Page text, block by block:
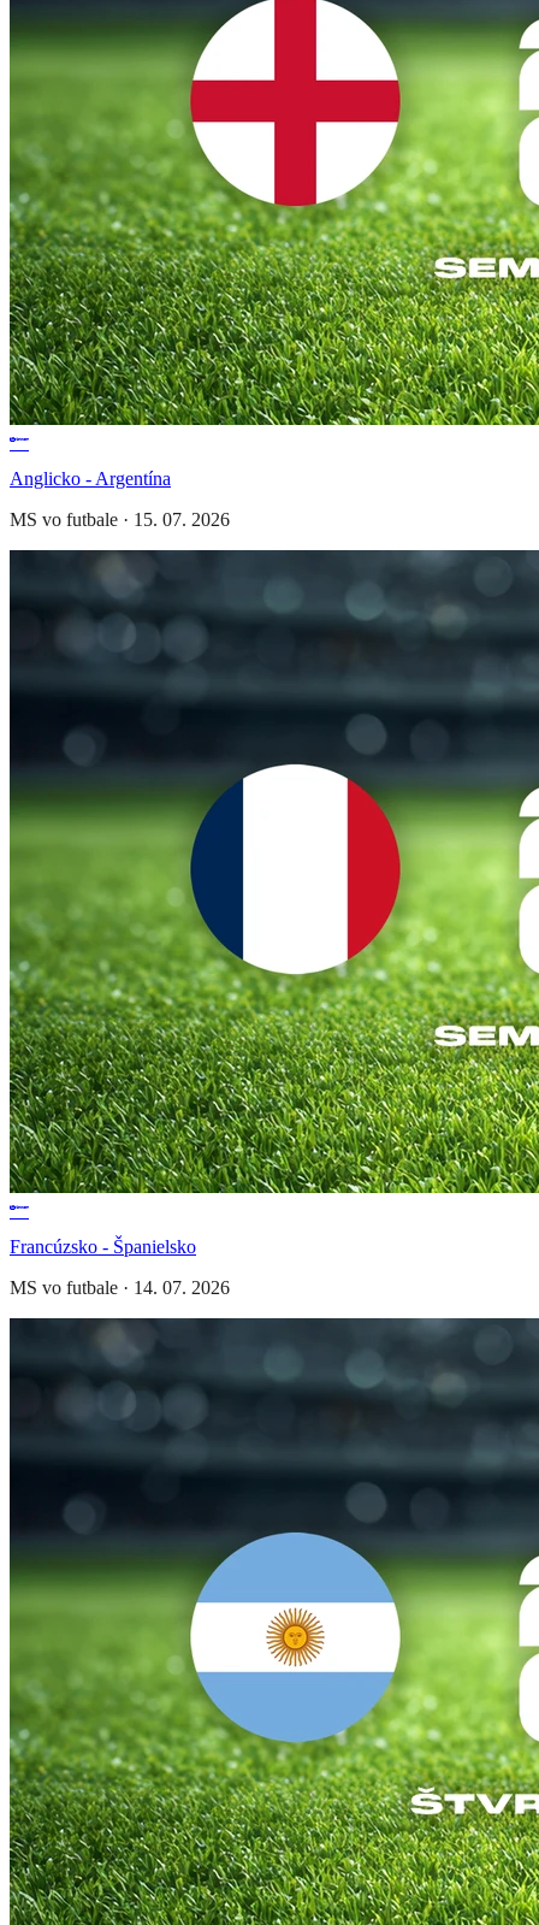
Anglicko - Argentína
MS vo futbale · 15. 07. 2026
Francúzsko - Španielsko
MS vo futbale · 14. 07. 2026